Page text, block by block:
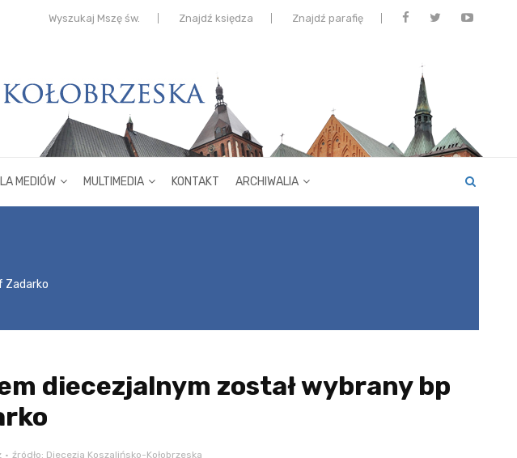
Wyszukaj Mszę św. Znajdź księdza Znajdź parafię
MEDIÓW MULTIMEDIA KONTAKT ARCHIWALIA
Zadarko
diecezjalnym został wybrany bp
źródło: Diecezja Koszalińsko-Kołobrzeska